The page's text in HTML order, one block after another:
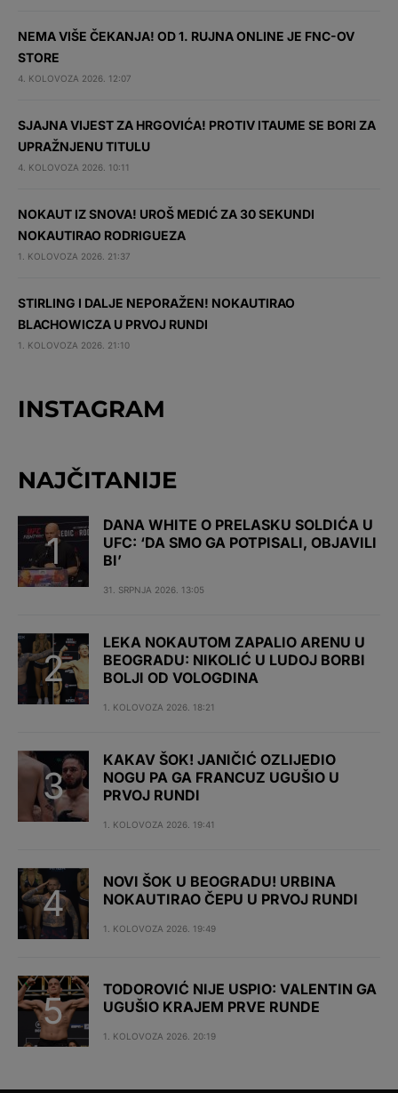
NEMA VIŠE ČEKANJA! OD 1. RUJNA ONLINE JE FNC-OV
STORE
4. KOLOVOZA 2026. 12:07
SJAJNA VIJEST ZA HRGOVIĆA! PROTIV ITAUME SE BORI ZA
UPRAŽNJENU TITULU
4. KOLOVOZA 2026. 10:11
NOKAUT IZ SNOVA! UROŠ MEDIĆ ZA 30 SEKUNDI
NOKAUTIRAO RODRIGUEZA
1. KOLOVOZA 2026. 21:37
STIRLING I DALJE NEPORAŽEN! NOKAUTIRAO
BLACHOWICZA U PRVOJ RUNDI
1. KOLOVOZA 2026. 21:10
INSTAGRAM
NAJČITANIJE
DANA WHITE O PRELASKU SOLDIĆA U
UFC: ‘DA SMO GA POTPISALI, OBJAVILI
BI’
31. SRPNJA 2026. 13:05
LEKA NOKAUTOM ZAPALIO ARENU U
BEOGRADU: NIKOLIĆ U LUDOJ BORBI
BOLJI OD VOLOGDINA
1. KOLOVOZA 2026. 18:21
KAKAV ŠOK! JANIČIĆ OZLIJEDIO
NOGU PA GA FRANCUZ UGUŠIO U
PRVOJ RUNDI
1. KOLOVOZA 2026. 19:41
NOVI ŠOK U BEOGRADU! URBINA
NOKAUTIRAO ČEPU U PRVOJ RUNDI
1. KOLOVOZA 2026. 19:49
TODOROVIĆ NIJE USPIO: VALENTIN GA
UGUŠIO KRAJEM PRVE RUNDE
1. KOLOVOZA 2026. 20:19